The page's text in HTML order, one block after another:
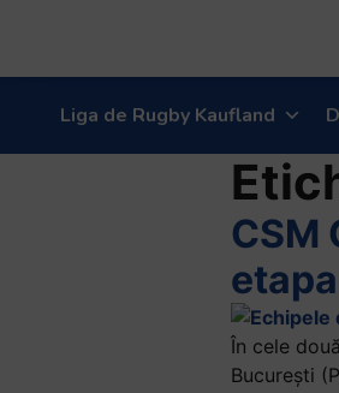
Liga de Rugby Kaufland
CSM
În cele
București